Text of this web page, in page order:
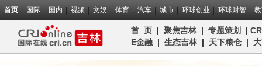
首页 国际 国内 视频 文娱 体育 汽车 城市 环球创业 环球财智
首 页 | 聚焦吉林| 专题策划 |
E金融 | 生态吉林| 天下粮仓 |